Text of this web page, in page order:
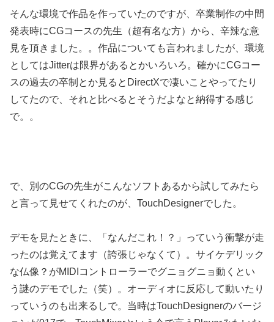
そんな環境で作品を作っていたのですが、卒業制作の中間
発表時にCGコースの先生（超有名な方）から、辛辣な意
見を頂きました。。作品についても言われましたが、環境
としてはJitterは限界があるとかいろいろ。確かにCGコー
スの過去の卒制とか見るとDirectXで凄いことやってたり
してたので、それと比べるとそうだよなと納得する感じ
で。。
で、別のCGの先生がこんなソフトあるから試してみたら
と言って見せてくれたのが、TouchDesignerでした。
デモを見たときに、「なんだこれ！？」っていう衝撃が走
ったのは覚えてます（誇張じゃなくて）。サイケデリック
な仏像？がMIDIコントローラーでグニョグニョ動くとい
う謎のデモでした（笑）。オーディオに反応して動いたり
っていうのも出来るしで。当時はTouchDesignerのバージ